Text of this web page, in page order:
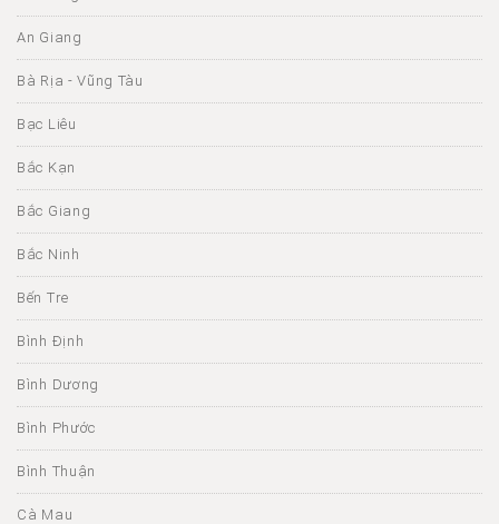
An Giang
Bà Rịa - Vũng Tàu
Bạc Liêu
Bắc Kạn
Bắc Giang
Bắc Ninh
Bến Tre
Bình Định
Bình Dương
Bình Phước
Bình Thuận
Cà Mau